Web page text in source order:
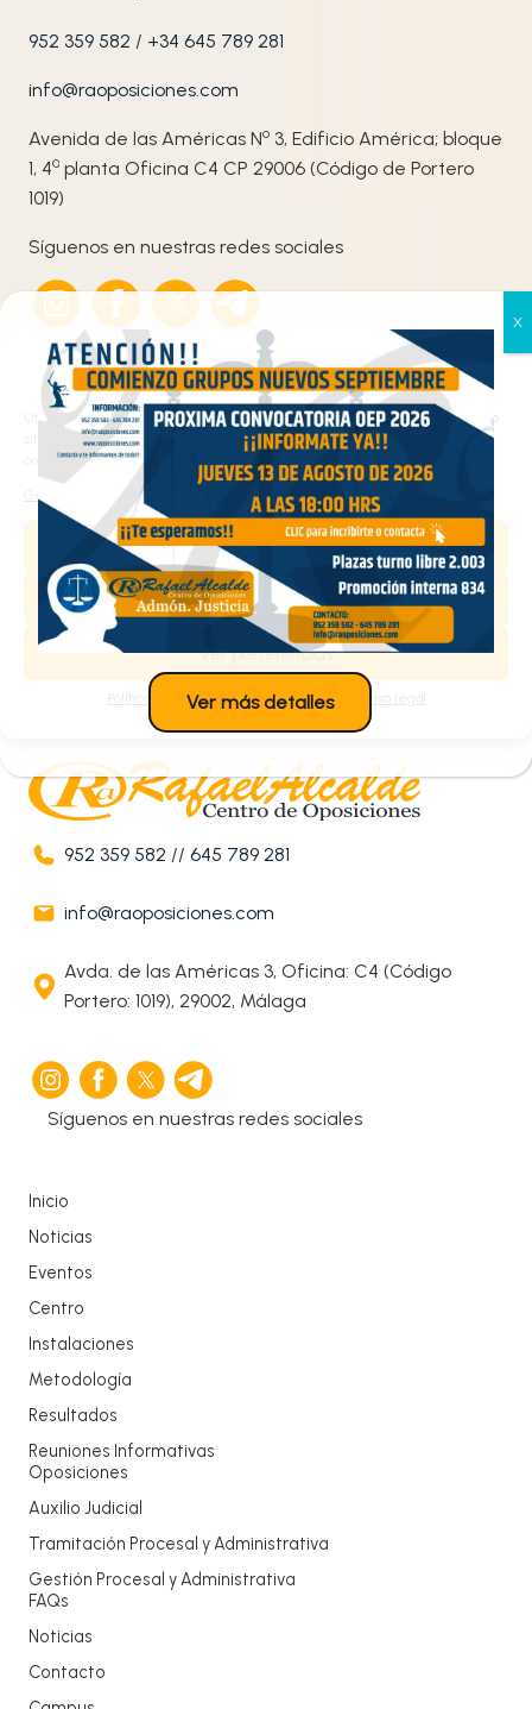
Gestionar el consentimiento
de las cookies
Utilizamos cookies propias y de terceros para analizar el tráfico en nuestro
sitio web y personalizar el contenido. Puede aceptar todas las cookies,
configurarlas según sus preferencias o rechazarlas.
Gestionar los servicios
Aceptar
Denegar
Ver preferencias
Política de cookiesPolítica de privacidad
952 359 582 / +34 645 789 281
info@raoposiciones.com
Avenida de las Américas No 3, Edificio América; bloque
1, 4ª planta Oficina C4 CP 29006 (Código de Portero
1019)
Síguenos en nuestras redes sociales
Haz clic en «Estoy de acuerdo» para activar
Google maps
Política de cookies
Estoy de acuerdo
952 359 582 //645 789 281
info@raoposiciones.com
Avda. de las Américas 3, Oficina: C4 (Código
Portero: 1019), 29002, Málaga
Síguenos en nuestras redes sociales
Inicio
Noticias
Eventos
Centro
Instalaciones
Metodología
Resultados
Reuniones Informativas
Oposiciones
Auxilio Judicial
Tramitación Procesal y Administrativa
Gestión Procesal y Administrativa
FAQs
Noticias
Contacto
Ver más detalles